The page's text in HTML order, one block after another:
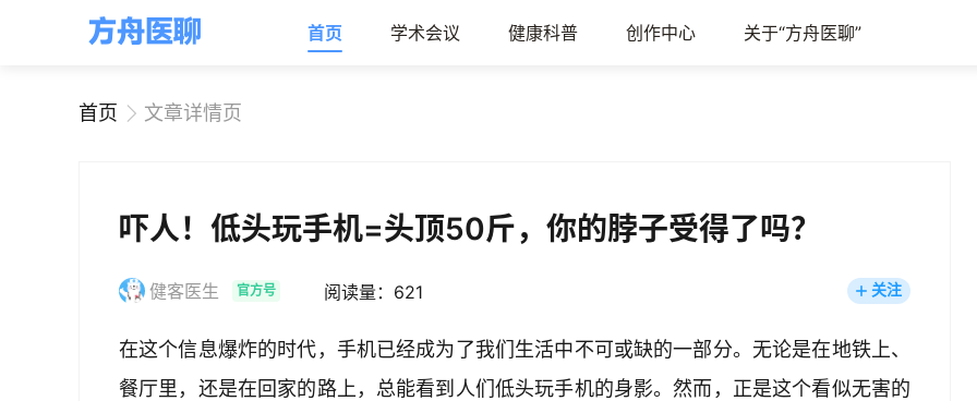
首页 学术会议 健康科普 创作中心 关于“方舟医聊”
首页 文章详情页
吓人！低头玩手机=头顶50斤，你的脖子受得了吗？
健客医生 官方号 阅读量：621 关注
在这个信息爆炸的时代，手机已经成为了我们生活中不可或缺的一部分。无论是在地铁上、
餐厅里，还是在回家的路上，总能看到人们低头玩手机的身影。然而，正是这个看似无害的